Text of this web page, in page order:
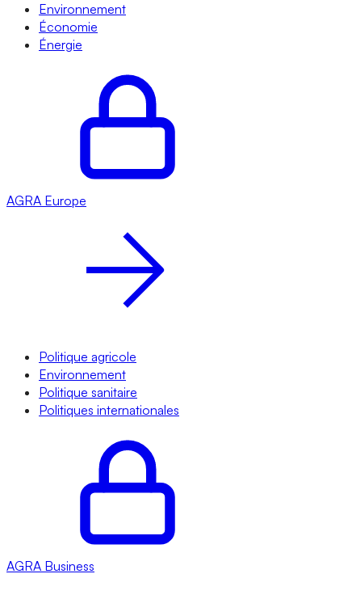
Environnement
Économie
Énergie
AGRA Europe
Politique agricole
Environnement
Politique sanitaire
Politiques internationales
AGRA Business